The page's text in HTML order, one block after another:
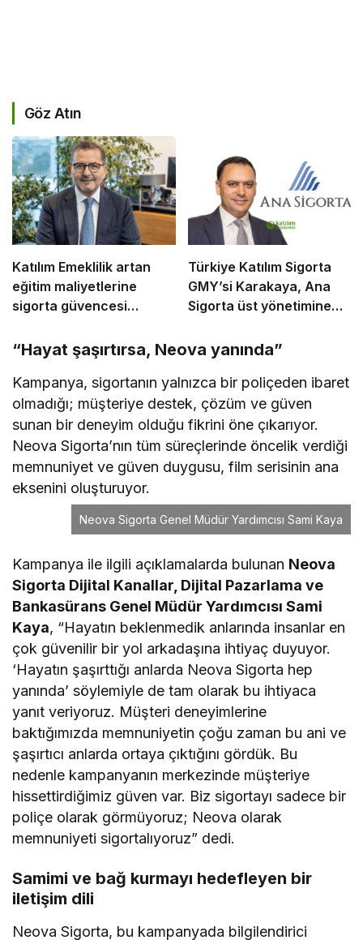
Göz Atın
Katılım Emeklilik artan
eğitim maliyetlerine
sigorta güvencesi
Türkiye Katılım Sigorta
GMY’si Karakaya, Ana
Sigorta üst yönetimine
“Hayat şaşırtırsa, Neova yanında”
Kampanya, sigortanın yalnızca bir poliçeden ibaret
olmadığı; müşteriye destek, çözüm ve güven
sunan bir deneyim olduğu fikrini öne çıkarıyor.
Neova Sigorta’nın tüm süreçlerinde öncelik verdiği
memnuniyet ve güven duygusu, film serisinin ana
eksenini oluşturuyor.
Neova Sigorta Genel Müdür Yardımcısı Sami Kaya
Kampanya ile ilgili açıklamalarda bulunan Neova
Sigorta Dijital Kanallar, Dijital Pazarlama ve
Bankasürans Genel Müdür Yardımcısı Sami
Kaya, “Hayatın beklenmedik anlarında insanlar en
çok güvenilir bir yol arkadaşına ihtiyaç duyuyor.
‘Hayatın şaşırttığı anlarda Neova Sigorta hep
yanında’ söylemiyle de tam olarak bu ihtiyaca
yanıt veriyoruz. Müşteri deneyimlerine
baktığımızda memnuniyetin çoğu zaman bu ani ve
şaşırtıcı anlarda ortaya çıktığını gördük. Bu
nedenle kampanyanın merkezinde müşteriye
hissettirdiğimiz güven var. Biz sigortayı sadece bir
poliçe olarak görmüyoruz; Neova olarak
memnuniyeti sigortalıyoruz” dedi.
Samimi ve bağ kurmayı hedefleyen bir
iletişim dili
Neova Sigorta, bu kampanyada bilgilendirici